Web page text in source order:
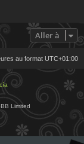
Aller à
au format UTC+01:00
Limited